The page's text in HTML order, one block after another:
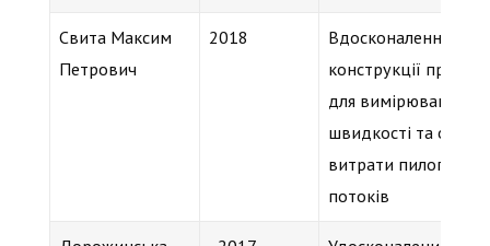
Свита Максим
Петрович
2018
Вдосконалення
конструкції
для вимірювання
швидкості та
витрати
потоків